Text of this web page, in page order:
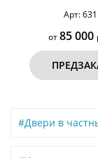
Арт: 631
от85 000
#Двери в